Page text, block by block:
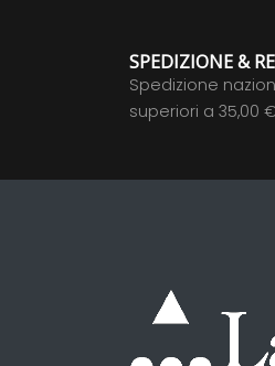
SPEDIZIONE &
Spedizione
superiori a 35,00 €